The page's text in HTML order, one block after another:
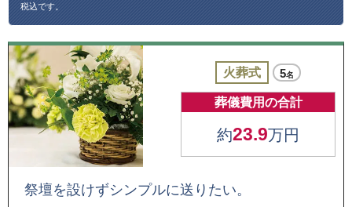
税込です。
火葬式 5名
葬儀費用の合計
約23.9万円
祭壇を設けずシンプルに送りたい。